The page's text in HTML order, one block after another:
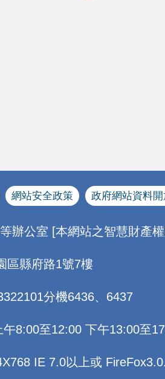
網站安全政策 政府網站資料
辦公室 [本網站之智慧財產
縣府路1號7樓
分機6436、6437
午8:00至12:00 下午13:00至
IE 7.0以上或